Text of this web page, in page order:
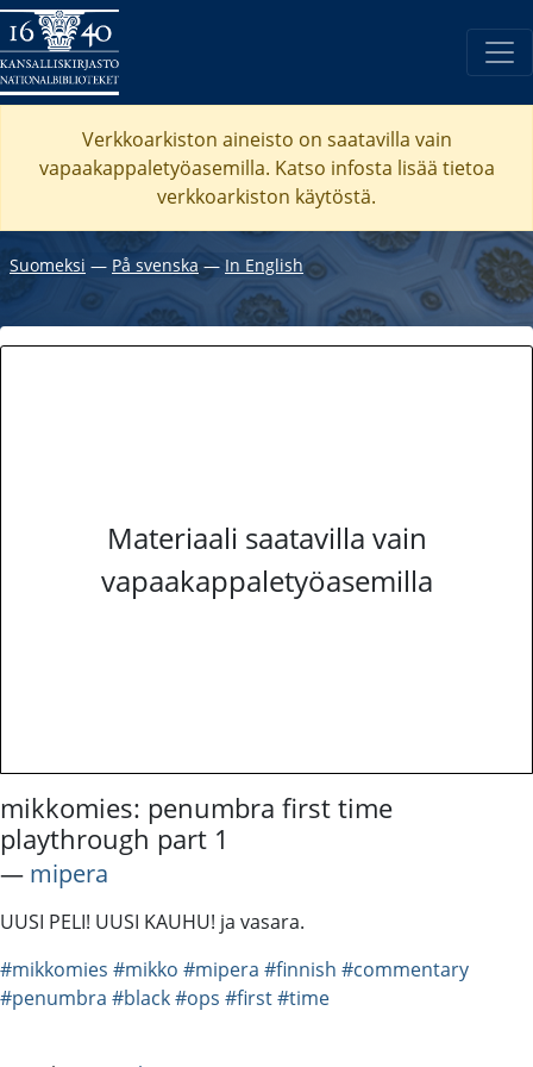
Verkkoarkiston aineisto on saatavilla vain
vapaakappaletyöasemilla. Katso infosta lisää tietoa
verkkoarkiston käytöstä.
Suomeksi ― På svenska― In English
Materiaali saatavilla vain
vapaakappaletyöasemilla
mikkomies: penumbra first time
playthrough part 1
― mipera
UUSI PELI! UUSI KAUHU! ja vasara.
#mikkomies #mikko #mipera #finnish #commentary
#penumbra #black#ops #first#time